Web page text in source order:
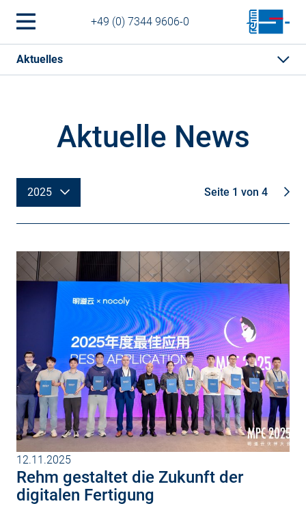
+49 (0) 7344 9606-0
Aktuelles
Aktuelle News
2025 Seite 1 von 4
12.11.2025
Rehm gestaltet die Zukunft der
digitalen Fertigung